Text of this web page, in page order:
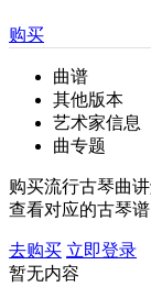
购买
曲谱
其他版本
艺术家信息
曲专题
购买流行古琴曲
查看对应的古琴谱
去购买 立即登录
暂无内容